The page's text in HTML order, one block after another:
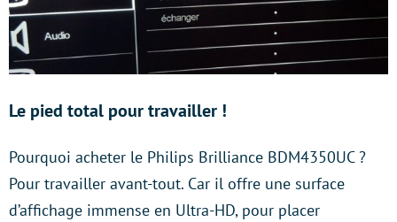
Le pied total pour travailler !
Pourquoi acheter le Philips Brilliance BDM4350UC ?
Pour travailler avant-tout. Car il offre une surface
d’affichage immense en Ultra-HD, pour placer